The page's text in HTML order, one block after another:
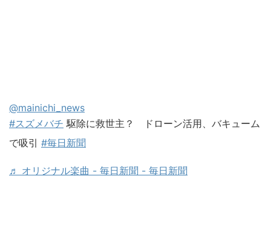
@mainichi_news
#スズメバチ 駆除に救世主？ ドローン活用、バキューム
で吸引 #毎日新聞
♬ オリジナル楽曲 - 毎日新聞 - 毎日新聞